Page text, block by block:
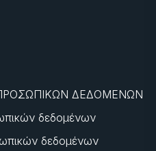
ΔΕΔΟΜΕΝΩΝ
δεδομένων
δεδομένων